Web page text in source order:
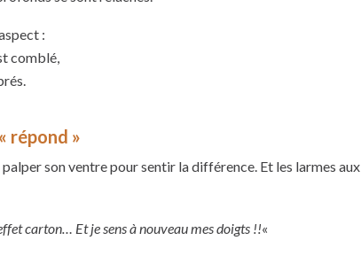
:
comblé,
répond »
palper son ventre pour sentir la différence. Et les larmes aux
carton… Et je sens à nouveau mes doigts !!«